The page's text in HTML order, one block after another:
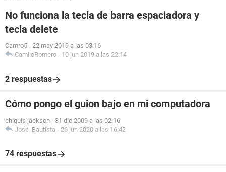
No funciona la tecla de barra espaciadora y
tecla delete
Camro5 - 22 may 2019 a las 03:16
CamiloRomero - 10 jun 2019 a las 22:14
2 respuestas
Cómo pongo el guion bajo en mi computadora
chiquis jackson - 31 dic 2009 a las 02:16
José_Bautista - 26 jun 2020 a las 16:42
74 respuestas